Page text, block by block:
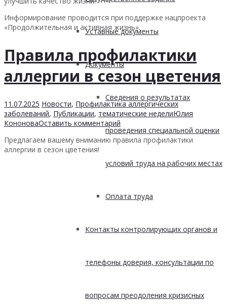
Уставные документы
Документы
Сведения о результатах
проведения специальной оценки
условий труда на рабочих местах
Оплата труда
Контакты контролирующих органов и
телефоны доверия, консультации по
вопросам преодоления кризисных
Информирование проводится при поддержке нацпроекта
«Продолжительная и активная жизнь».
Правила профилактики
аллергии в сезон цветения
11.07.2025 Новости, Профилактика аллергических
заболеваний, Публикации, тематические неделиЮлия
КононоваОставить комментарий
Предлагаем вашему вниманию правила профилактики
аллергии в сезон цветения!